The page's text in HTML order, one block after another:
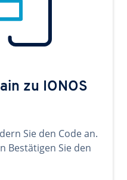
zu IONOS
Sie den Code an.
Bestätigen Sie den